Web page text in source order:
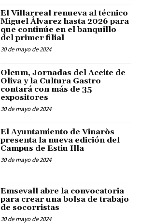
El Villarreal renueva al técnico
Miguel Álvarez hasta 2026 para
que continúe en el banquillo
del primer filial
30 de mayo de 2024
Oleum, Jornadas del Aceite de
Oliva y la Cultura Gastro
contará con más de 35
expositores
30 de mayo de 2024
El Ayuntamiento de Vinaròs
presenta la nueva edición del
Campus de Estiu Illa
30 de mayo de 2024
Emsevall abre la convocatoria
para crear una bolsa de trabajo
de socorristas
30 de mayo de 2024